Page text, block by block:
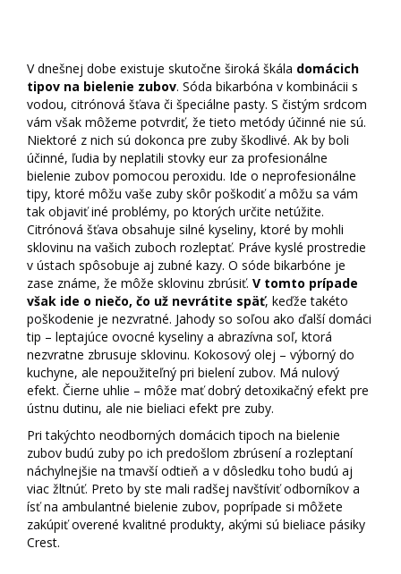
V dnešnej dobe existuje skutočne široká škála domácich
tipov na bielenie zubov. Sóda bikarbóna v kombinácii s
vodou, citrónová šťava či špeciálne pasty. S čistým srdcom
vám však môžeme potvrdiť, že tieto metódy účinné nie sú.
Niektoré z nich sú dokonca pre zuby škodlivé. Ak by boli
účinné, ľudia by neplatili stovky eur za profesionálne
bielenie zubov pomocou peroxidu. Ide o neprofesionálne
tipy, ktoré môžu vaše zuby skôr poškodiť a môžu sa vám
tak objaviť iné problémy, po ktorých určite netúžite.
Citrónová šťava obsahuje silné kyseliny, ktoré by mohli
sklovinu na vašich zuboch rozleptať. Práve kyslé prostredie
v ústach spôsobuje aj zubné kazy. O sóde bikarbóne je
zase známe, že môže sklovinu zbrúsiť. V tomto prípade
však ide o niečo, čo už nevrátite späť, keďže takéto
poškodenie je nezvratné. Jahody so soľou ako ďalší domáci
tip – leptajúce ovocné kyseliny a abrazívna soľ, ktorá
nezvratne zbrusuje sklovinu. Kokosový olej – výborný do
kuchyne, ale nepoužiteľný pri bielení zubov. Má nulový
efekt. Čierne uhlie – môže mať dobrý detoxikačný efekt pre
ústnu dutinu, ale nie bieliaci efekt pre zuby.
Pri takýchto neodborných domácich tipoch na bielenie
zubov budú zuby po ich predošlom zbrúsení a rozleptaní
náchylnejšie na tmavší odtieň a v dôsledku toho budú aj
viac žltnúť. Preto by ste mali radšej navštíviť odborníkov a
ísť na ambulantné bielenie zubov, poprípade si môžete
zakúpiť overené kvalitné produkty, akými sú bieliace pásiky
Crest.